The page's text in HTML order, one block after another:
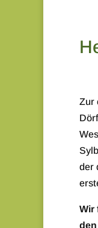
Zur
der
Wir